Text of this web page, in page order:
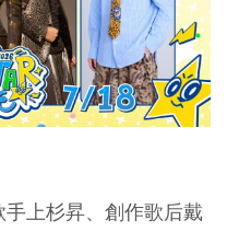
上杉昇、創作歌后戴